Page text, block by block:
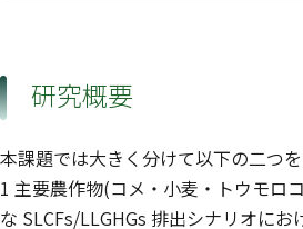
研究概要
本課題では大きく分けて以下の二つを
1 主要農作物(コメ・小麦・トウモロ
な SLCFs/LLGHGs 排出シナリオにお